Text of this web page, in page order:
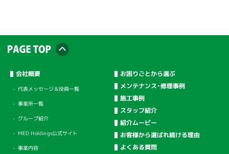
会社概要
代表メッセージ＆役員一覧
事業所一覧
グループ紹介
MED Holdings公式サイト
事業内容
お困りごとから選ぶ
メンテナンス・修理事例
施工事例
スタッフ紹介
紹介ムービー
お客様から選ばれ続ける理由
よくある質問